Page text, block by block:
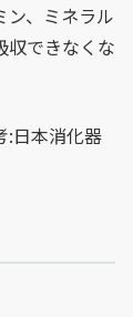
ン、ミネラル
収できなくな
:日本消化器